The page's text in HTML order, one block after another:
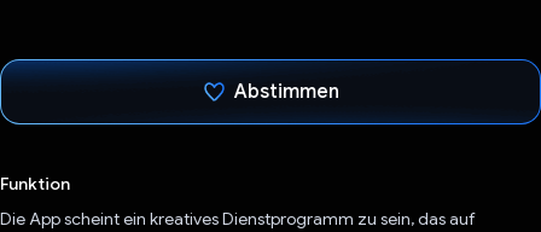
Abstimmen
Funktion
Die App scheint ein kreatives Dienstprogramm zu sein, das auf